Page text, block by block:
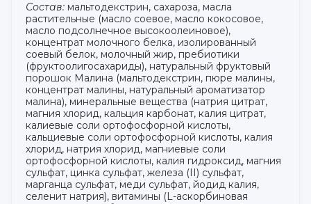
Состав: мальтодекстрин, сахароза, масла
растительные (масло соевое, масло кокосовое,
масло подсолнечное высокоолеиновое),
концентрат молочного белка, изолированный
соевый белок, молочный жир, пребиотики
(фруктоолигосахариды), натуральный фруктовый
порошок Малина (мальтодекстрин, пюре малины,
концентрат малины, натуральный ароматизатор
малина), минеральные вещества (натрия цитрат,
магния хлорид, кальция карбонат, калия цитрат,
калиевые соли ортофосфорной кислоты,
кальциевые соли ортофосфорной кислоты, калия
хлорид, натрия хлорид, магниевые соли
ортофосфорной кислоты, калия гидроксид, магния
сульфат, цинка сульфат, железа (II) сульфат,
марганца сульфат, меди сульфат, йодид калия,
селенит натрия), витамины (L-аскорбиновая